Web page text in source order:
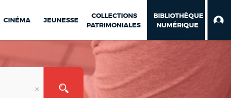
CINÉMA JEUNESSE
COLLECTIONS
PATRIMONIALES
BIBLIOTHÈQUE
NUMÉRIQUE